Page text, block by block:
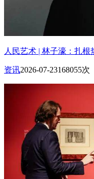
人民艺术 | 林子濠：扎根
资讯2026-07-23168055次